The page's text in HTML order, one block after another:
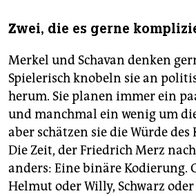
Zwei, die es gerne
Merkel und Schavan denken
Spielerisch knobeln sie an
herum. Sie planen immer ein
und manchmal ein wenig um
aber schätzen sie die Würde des
Die Zeit, der Friedrich Merz
anders: Eine binäre Kodierung.
Helmut oder Willy, Schwarz